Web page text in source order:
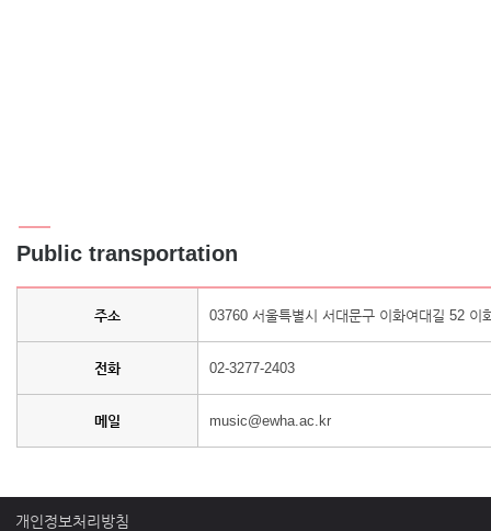
Public transportation
주소 03760 서울특별시 서대문구 이화여대길 52 이
전화 02-3277-2403
메일 music@ewha.ac.kr
개인정보처리방침